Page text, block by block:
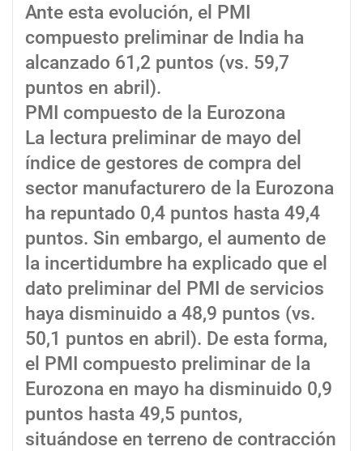
Ante esta evolución, el PMI
compuesto preliminar de India ha
alcanzado 61,2 puntos (vs. 59,7
puntos en abril).
PMI compuesto de la Eurozona
La lectura preliminar de mayo del
índice de gestores de compra del
sector manufacturero de la Eurozona
ha repuntado 0,4 puntos hasta 49,4
puntos. Sin embargo, el aumento de
la incertidumbre ha explicado que el
dato preliminar del PMI de servicios
haya disminuido a 48,9 puntos (vs.
50,1 puntos en abril). De esta forma,
el PMI compuesto preliminar de la
Eurozona en mayo ha disminuido 0,9
puntos hasta 49,5 puntos,
situándose en terreno de contracción